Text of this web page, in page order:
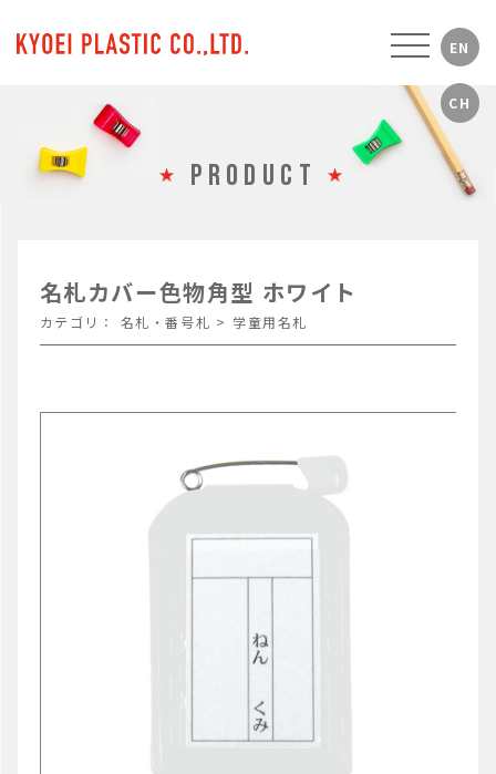
PRODUCT
名札カバー色物角型 ホワイト
カテゴリ： 名札・番号札 > 学童用名札